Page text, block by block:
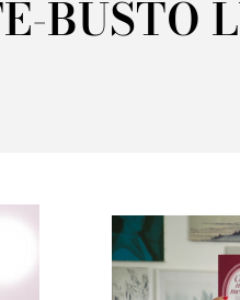
BUSTO